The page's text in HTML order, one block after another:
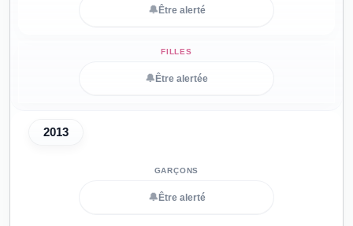
🔔 Être alerté
🔔 Être alertée
2013
🔔 Être alerté